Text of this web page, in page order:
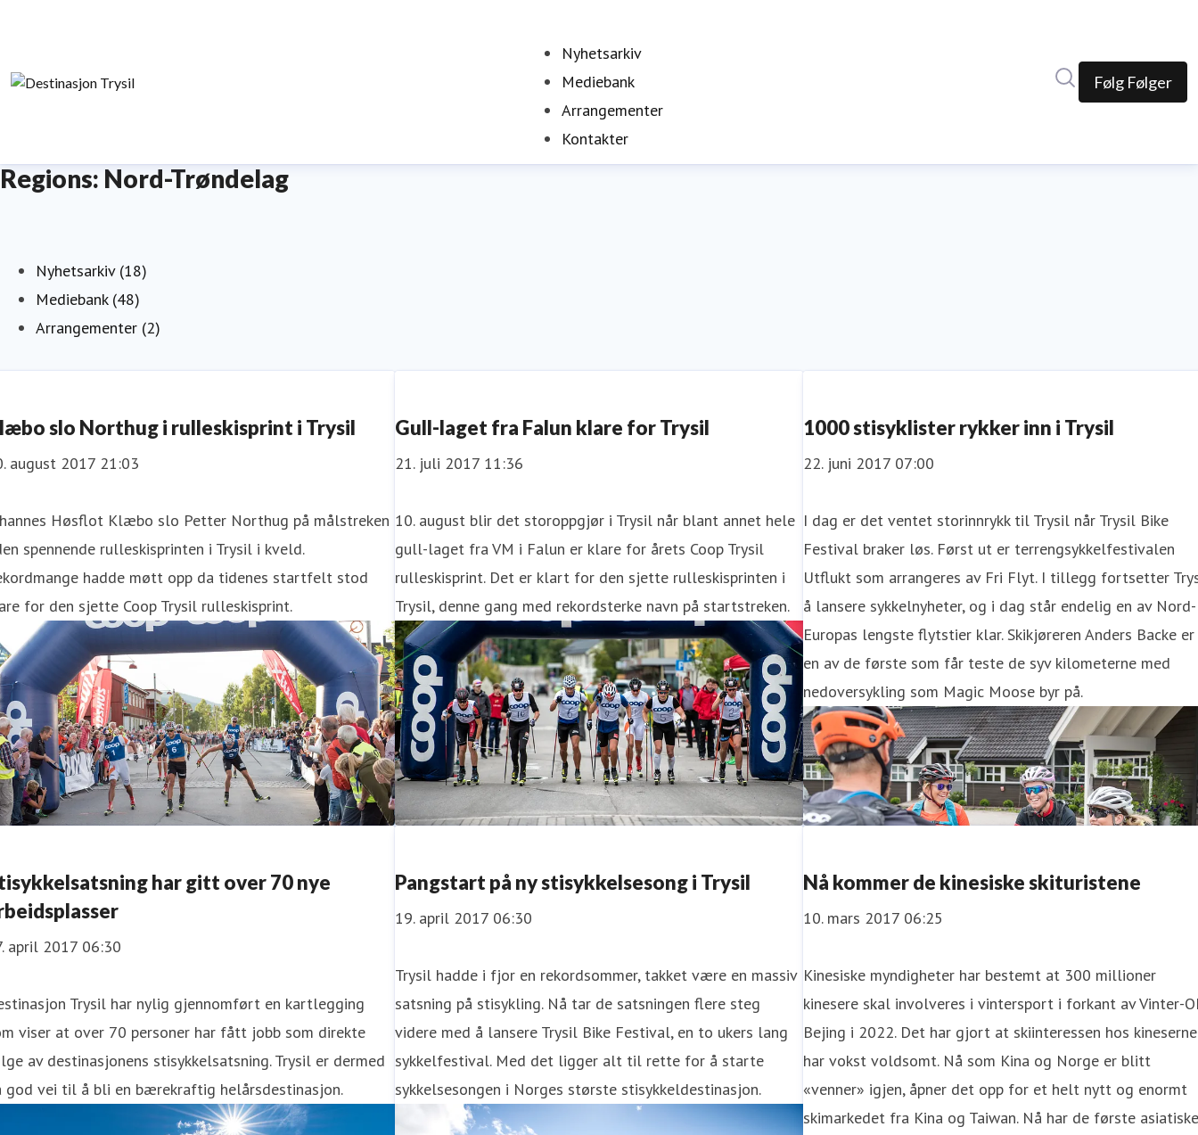
Nyhetsarkiv
Mediebank
Arrangementer
Kontakter
Følg Følger
Regions: Nord-Trøndelag
Nyhetsarkiv (18)
Mediebank (48)
Arrangementer (2)
slo Northug i rulleskisprint i Trysil
august 2017 21:03
Høsflot Klæbo slo Petter Northug på målstreken
spennende rulleskisprinten i Trysil i kveld.
hadde møtt opp da tidenes startfelt stod
for den sjette Coop Trysil rulleskisprint.
Gull-laget fra Falun klare for Trysil
21. juli 2017 11:36
10. august blir det storoppgjør i Trysil når blant annet hele
gull-laget fra VM i Falun er klare for årets Coop Trysil
rulleskisprint. Det er klart for den sjette rulleskisprinten i
Trysil, denne gang med rekordsterke navn på startstreken.
1000 stisyklister rykker inn i Trysil
22. juni 2017 07:00
I dag er det ventet storinnrykk til Trysil når Trysil Bike
Festival braker løs. Først ut er terrengsykkelfestivalen
Utflukt som arrangeres av Fri Flyt. I tillegg fortsetter
å lansere sykkelnyheter, og i dag står endelig en av Nord-
Europas lengste flytstier klar. Skikjøreren Anders Backe er
en av de første som får teste de syv kilometerne med
nedoversykling som Magic Moose byr på.
har gitt over 70 nye
april 2017 06:30
Trysil har nylig gjennomført en kartlegging
viser at over 70 personer har fått jobb som direkte
av destinasjonens stisykkelsatsning. Trysil er dermed
god vei til å bli en bærekraftig helårsdestinasjon.
Pangstart på ny stisykkelsesong i Trysil
19. april 2017 06:30
Trysil hadde i fjor en rekordsommer, takket være en massiv
satsning på stisykling. Nå tar de satsningen flere steg
videre med å lansere Trysil Bike Festival, en to ukers lang
sykkelfestival. Med det ligger alt til rette for å starte
sykkelsesongen i Norges største stisykkeldestinasjon.
Nå kommer de kinesiske skituristene
10. mars 2017 06:25
Kinesiske myndigheter har bestemt at 300 millioner
kinesere skal involveres i vintersport i forkant av Vinter-
Bejing i 2022. Det har gjort at skiinteressen hos kineserne
har vokst voldsomt. Nå som Kina og Norge er blitt
«venner» igjen, åpner det opp for et helt nytt og enormt
skimarkedet fra Kina og Taiwan. Nå har de første